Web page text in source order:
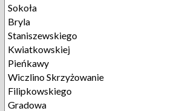
Sokoła
Bryla
Staniszewskiego
Kwiatkowskiej
Pieńkawy
Wiczlino Skrzyżowanie
Filipkowskiego
Gradowa